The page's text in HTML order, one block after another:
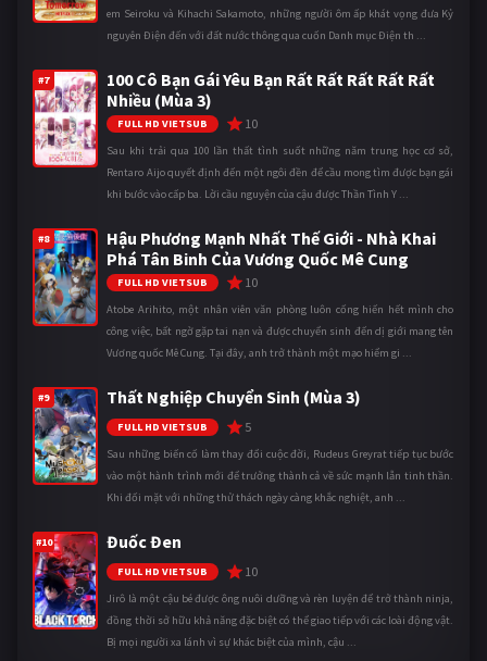
em Seiroku và Kihachi Sakamoto, những người ôm ấp khát vọng đưa Kỷ
nguyên Điện đến với đất nước thông qua cuốn Danh mục Điện th ...
#7
100 Cô Bạn Gái Yêu Bạn Rất Rất Rất Rất Rất
Nhiều (Mùa 3)
FULL HD VIETSUB 10
Sau khi trải qua 100 lần thất tình suốt những năm trung học cơ sở,
Rentaro Aijo quyết định đến một ngôi đền để cầu mong tìm được bạn gái
khi bước vào cấp ba. Lời cầu nguyện của cậu được Thần Tình Y ...
#8
Hậu Phương Mạnh Nhất Thế Giới - Nhà Khai
Phá Tân Binh Của Vương Quốc Mê Cung
FULL HD VIETSUB 10
Atobe Arihito, một nhân viên văn phòng luôn cống hiến hết mình cho
công việc, bất ngờ gặp tai nạn và được chuyển sinh đến dị giới mang tên
Vương quốc Mê Cung. Tại đây, anh trở thành một mạo hiểm gi ...
#9 Thất Nghiệp Chuyển Sinh (Mùa 3)
FULL HD VIETSUB 5
Sau những biến cố làm thay đổi cuộc đời, Rudeus Greyrat tiếp tục bước
vào một hành trình mới để trưởng thành cả về sức mạnh lẫn tinh thần.
Khi đối mặt với những thử thách ngày càng khắc nghiệt, anh ...
#10 Đuốc Đen
FULL HD VIETSUB 10
Jirô là một cậu bé được ông nuôi dưỡng và rèn luyện để trở thành ninja,
đồng thời sở hữu khả năng đặc biệt có thể giao tiếp với các loài động vật.
Bị mọi người xa lánh vì sự khác biệt của mình, cậu ...